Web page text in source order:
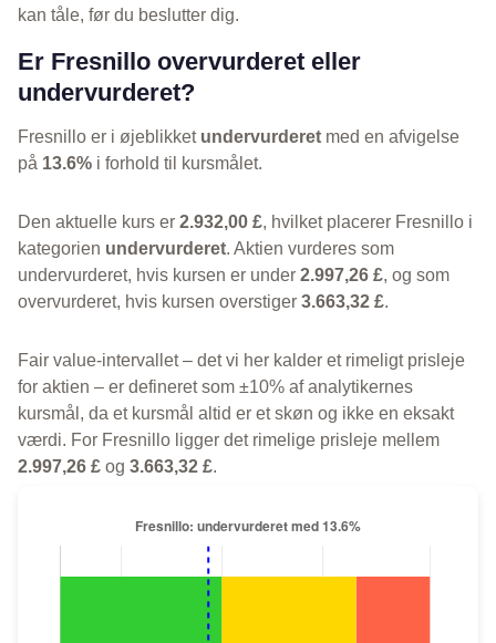
kan tåle, før du beslutter dig.
Er Fresnillo overvurderet eller
undervurderet?
Fresnillo er i øjeblikket undervurderet med en afvigelse
på 13.6% i forhold til kursmålet.
Den aktuelle kurs er 2.932,00 £, hvilket placerer Fresnillo i
kategorien undervurderet. Aktien vurderes som
undervurderet, hvis kursen er under 2.997,26 £, og som
overvurderet, hvis kursen overstiger 3.663,32 £.
Fair value-intervallet – det vi her kalder et rimeligt prisleje
for aktien – er defineret som ±10% af analytikernes
kursmål, da et kursmål altid er et skøn og ikke en eksakt
værdi. For Fresnillo ligger det rimelige prisleje mellem
2.997,26 £ og 3.663,32 £.